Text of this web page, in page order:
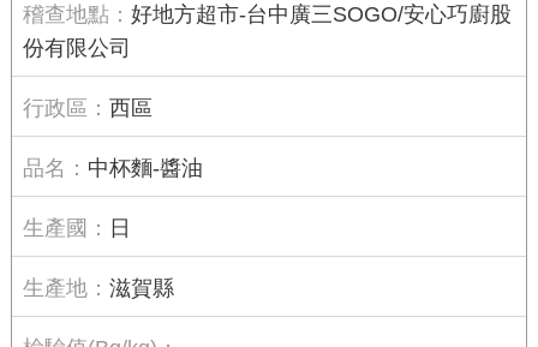
好地方超市-台中廣三SOGO/安心巧廚股
份有限公司
西區
中杯麵-醬油
日
滋賀縣